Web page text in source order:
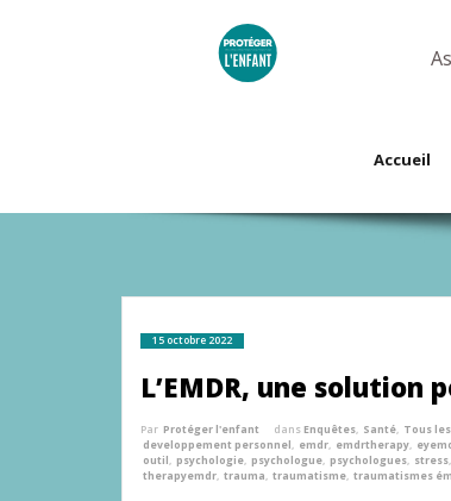
Accueil
15 octobre 2022
L’EMDR, une
Par Protéger l'enfant dansEnquêtes, Santé, Tous
developpement personnel, emdr, emdrtherapy,
outil, psychologie, psychologue, psychologues, stress,
therapyemdr, trauma, traumatisme, traumatismes